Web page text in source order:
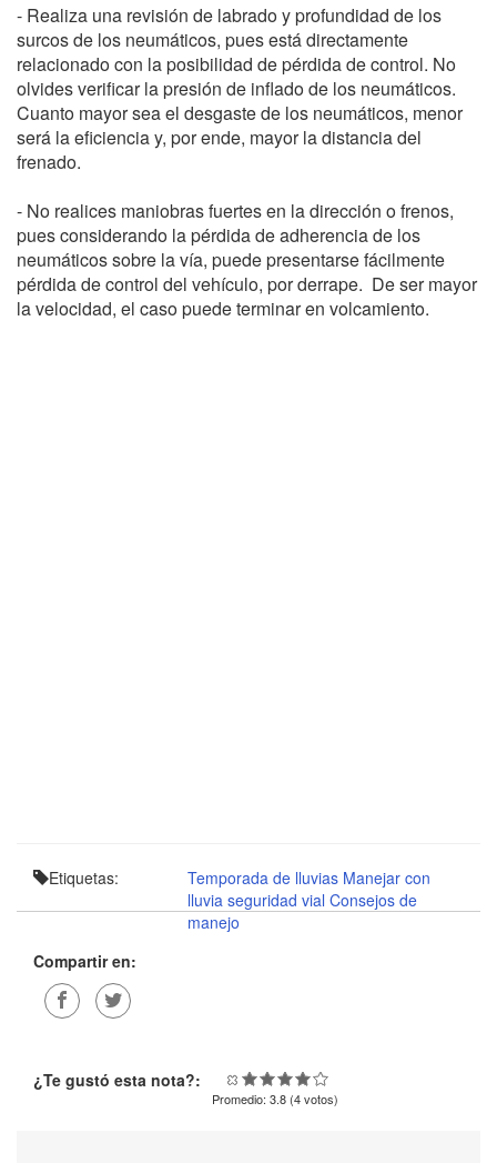
- Realiza una revisión de labrado y profundidad de los
surcos de los neumáticos, pues está directamente
relacionado con la posibilidad de pérdida de control. No
olvides verificar la presión de inflado de los neumáticos.
Cuanto mayor sea el desgaste de los neumáticos, menor
será la eficiencia y, por ende, mayor la distancia del
frenado.
- No realices maniobras fuertes en la dirección o frenos,
pues considerando la pérdida de adherencia de los
neumáticos sobre la vía, puede presentarse fácilmente
pérdida de control del vehículo, por derrape. De ser mayor
la velocidad, el caso puede terminar en volcamiento.
Etiquetas: Temporada de lluvias Manejar con
lluvia seguridad vial Consejos de
manejo
Compartir en:
¿Te gustó esta nota?:
Promedio: 3.8 (4votos)